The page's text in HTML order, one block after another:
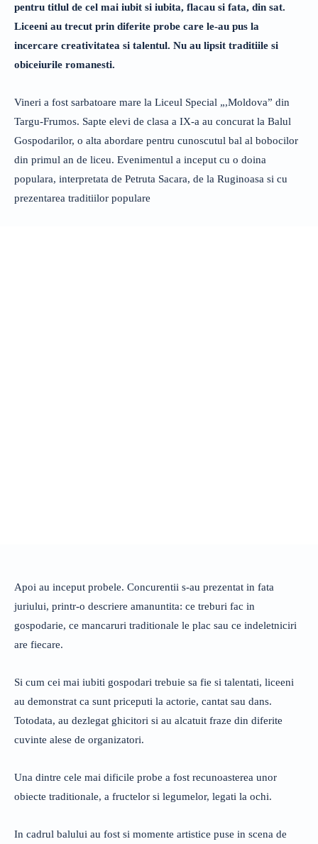
pentru titlul de cel mai iubit si iubita, flacau si fata, din sat.
Liceeni au trecut prin diferite probe care le-au pus la
incercare creativitatea si talentul. Nu au lipsit traditiile si
obiceiurile romanesti.
Vineri a fost sarbatoare mare la Liceul Special „,Moldova” din
Targu-Frumos. Sapte elevi de clasa a IX-a au concurat la Balul
Gospodarilor, o alta abordare pentru cunoscutul bal al bobocilor
din primul an de liceu. Evenimentul a inceput cu o doina
populara, interpretata de Petruta Sacara, de la Ruginoasa si cu
prezentarea traditiilor populare
Apoi au inceput probele. Concurentii s-au prezentat in fata
juriului, printr-o descriere amanuntita: ce treburi fac in
gospodarie, ce mancaruri traditionale le plac sau ce indeletniciri
are fiecare.
Si cum cei mai iubiti gospodari trebuie sa fie si talentati, liceeni
au demonstrat ca sunt priceputi la actorie, cantat sau dans.
Totodata, au dezlegat ghicitori si au alcatuit fraze din diferite
cuvinte alese de organizatori.
Una dintre cele mai dificile probe a fost recunoasterea unor
obiecte traditionale, a fructelor si legumelor, legati la ochi.
In cadrul balului au fost si momente artistice puse in scena de